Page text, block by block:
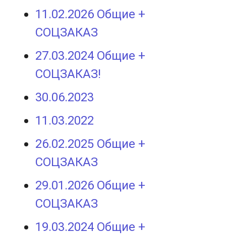
11.02.2026 Общие +
СОЦЗАКАЗ
27.03.2024 Общие +
СОЦЗАКАЗ!
30.06.2023
11.03.2022
26.02.2025 Общие +
СОЦЗАКАЗ
29.01.2026 Общие +
СОЦЗАКАЗ
19.03.2024 Общие +